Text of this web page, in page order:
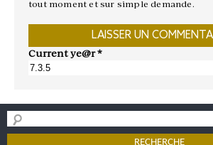
tout moment et sur simple demande.
Current ye@r*